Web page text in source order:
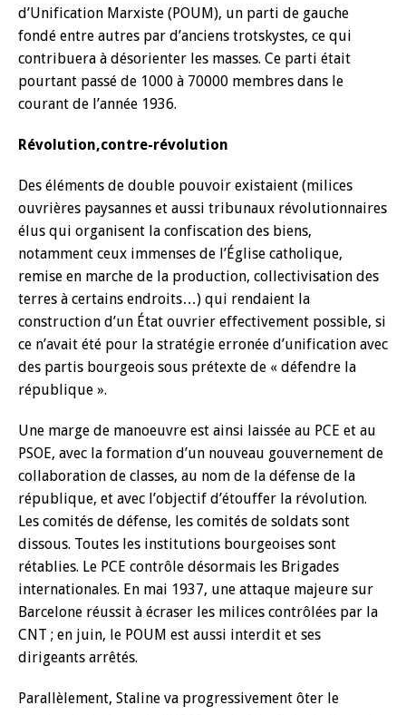
d’Unification Marxiste (POUM), un parti de gauche
fondé entre autres par d’anciens trotskystes, ce qui
contribuera à désorienter les masses. Ce parti était
pourtant passé de 1000 à 70000 membres dans le
courant de l’année 1936.
Révolution,contre-révolution
Des éléments de double pouvoir existaient (milices
ouvrières paysannes et aussi tribunaux révolutionnaires
élus qui organisent la confiscation des biens,
notamment ceux immenses de l’Église catholique,
remise en marche de la production, collectivisation des
terres à certains endroits…) qui rendaient la
construction d’un État ouvrier effectivement possible, si
ce n’avait été pour la stratégie erronée d’unification avec
des partis bourgeois sous prétexte de « défendre la
république ».
Une marge de manoeuvre est ainsi laissée au PCE et au
PSOE, avec la formation d’un nouveau gouvernement de
collaboration de classes, au nom de la défense de la
république, et avec l’objectif d’étouffer la révolution.
Les comités de défense, les comités de soldats sont
dissous. Toutes les institutions bourgeoises sont
rétablies. Le PCE contrôle désormais les Brigades
internationales. En mai 1937, une attaque majeure sur
Barcelone réussit à écraser les milices contrôlées par la
CNT ; en juin, le POUM est aussi interdit et ses
dirigeants arrêtés.
Parallèlement, Staline va progressivement ôter le